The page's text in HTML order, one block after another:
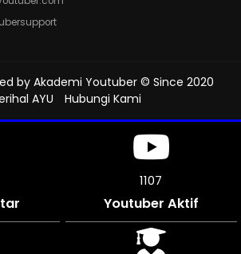
by Akademi Youtuber © Since 2020
AYU
Hubungi Kami
1271
Youtuber Aktif